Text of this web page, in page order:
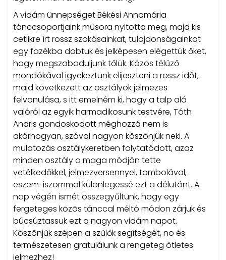
A vidám ünnepséget Békési Annamária
tánccsoportjaink műsora nyitotta meg, majd kis
cetlikre írt rossz szokásainkat, tulajdonságainkat
egy fazékba dobtuk és jelképesen elégettük őket,
hogy megszabaduljunk tőlük. Közös télűző
mondókával igyekeztünk elijeszteni a rossz időt,
majd következett az osztályok jelmezes
felvonulása, s itt emelném ki, hogy a talp alá
valóról az egyik harmadikosunk testvére, Tóth
Andris gondoskodott méghozzá nem is
akárhogyan, szóval nagyon köszönjük neki. A
mulatozás osztálykeretben folytatódott, azaz
minden osztály a maga módján tette
vetélkedőkkel, jelmezversennyel, tombolával,
eszem-iszommal különlegessé ezt a délutánt. A
nap végén ismét összegyűltünk, hogy egy
fergeteges közös tánccal méltó módon zárjuk és
búcsúztassuk ezt a nagyon vidám napot.
Köszönjük szépen a szülők segítségét, no és
természetesen gratulálunk a rengeteg ötletes
jelmezhez!